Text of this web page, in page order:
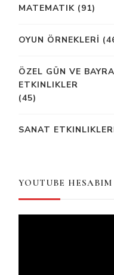
MATEMATIK(91)
OYUN ÖRNEKLERİ
ÖZEL GÜN VE
ETKINLIKLER
(45)
SANAT
YOUTUBE HESABIM